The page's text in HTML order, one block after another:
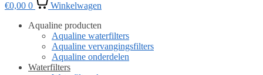
€0,00 0
Winkelwagen
Aqualine producten
Aqualine waterfilters
Aqualine vervangingsfilters
Aqualine onderdelen
Waterfilters